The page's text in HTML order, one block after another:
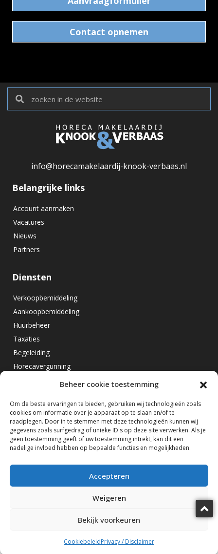
Beheer cookie toestemming
Om de beste ervaringen te bieden, gebruiken wij technologieën zoals
cookies om informatie over je apparaat op te slaan en/of te
raadplegen. Door in te stemmen met deze technologieën kunnen wij
gegevens zoals surfgedrag of unieke ID's op deze site verwerken. Als je
geen toestemming geeft of uw toestemming intrekt, kan dit een
nadelige invloed hebben op bepaalde functies en mogelijkheden.
Accepteren
Weigeren
Bekijk voorkeuren
CookiebeleidPrivacy / Disclaimer
Marcel Verbaas
Contact opnemen
info@horecamakelaardij-knook-verbaas.nl
Belangrijke links
Account aanmaken
Vacatures
Nieuws
Partners
Diensten
Verkoopbemiddeling
Aankoopbemiddeling
Huurbeheer
Taxaties
Begeleiding
Horecavergunning
Horecamakelaar Rotterdam
Horecamakelaar Eindhoven
Horecamakelaar Amsterdam
Horecamakelaardij Knook & Verbaas © 2025
Foutje op de website gezien?